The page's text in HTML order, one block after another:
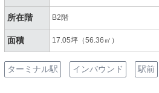
所在階 B2階
面積 17.05坪（56.36㎡）
ターミナル駅 インバウンド 駅前